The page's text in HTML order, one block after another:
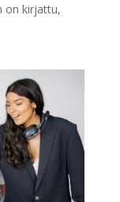
on kirjattu,